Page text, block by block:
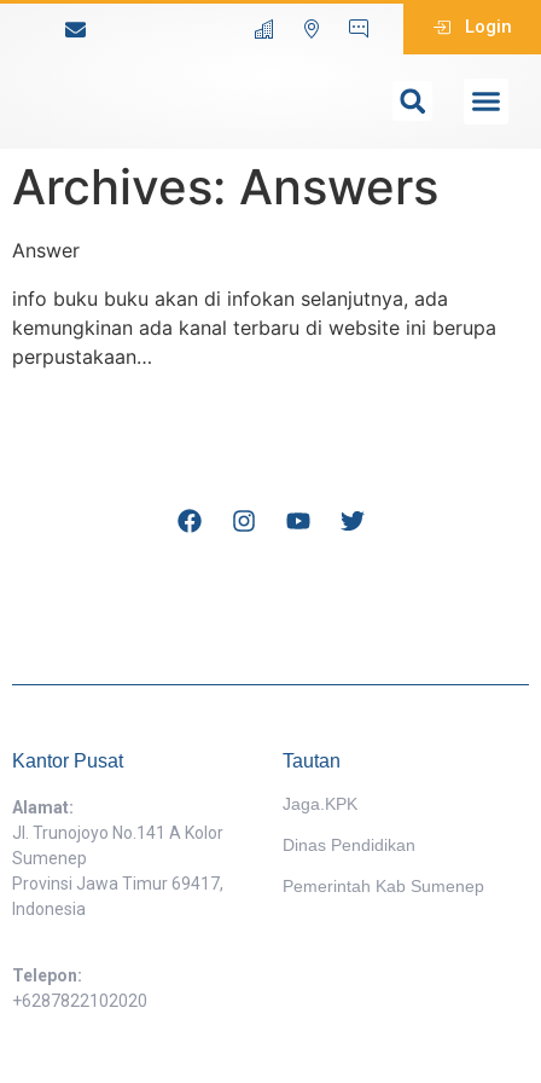
Login
Archives: Answers
Answer
info buku buku akan di infokan selanjutnya, ada
kemungkinan ada kanal terbaru di website ini berupa
perpustakaan…
Kantor Pusat
Alamat:
Jl. Trunojoyo No.141 A Kolor
Sumenep
Provinsi Jawa Timur 69417,
Indonesia
Telepon:
+6287822102020
Tautan
Jaga.KPK
Dinas Pendidikan
Pemerintah Kab Sumenep